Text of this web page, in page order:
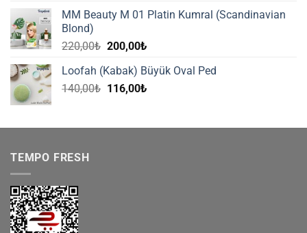
200,00₺.
MM Beauty M 01 Platin Kumral (Scandinavian
Blond)
220,00₺ Orijinal
220,00₺.
200,00₺Şu
fiyat:
200,00₺.
Loofah (Kabak) Büyük Oval Ped
140,00₺ Orijinal
116,00₺Şu
116,00₺.
TEMPO FRESH